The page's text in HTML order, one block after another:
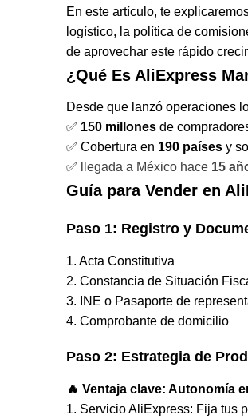
En este artículo, te
logístico, la política de
de aprovechar este rápido
¿Qué Es AliExpress
Desde que lanzó operaciones
✅ 150 millones de
✅ Cobertura en 190 países y
✅
llegada a México hace 15
Guía para Vender en
Paso 1: Registro y
1. Acta Constitutiva
2. Constancia de Situación
3. INE o Pasaporte de
4. Comprobante de domicilio
Paso 2: Estrategia de
🔥 Ventaja clave: Autonomía
1. Servicio AliExpress: Fija tus